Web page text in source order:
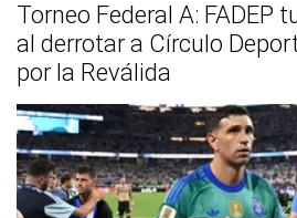
Torneo Federal A: FADEP
al derrotar a Círculo
por la Reválida